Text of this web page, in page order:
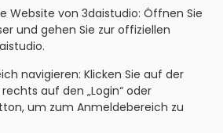
Website von 3daistudio: Öffnen Sie
und gehen Sie zur offiziellen
navigieren: Klicken Sie auf der
auf den „Login“ oder
um zum Anmeldebereich zu